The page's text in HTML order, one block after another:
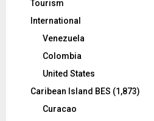
Tourism
International
Venezuela
Colombia
United States
Caribean Island BES (1,873)
Curacao